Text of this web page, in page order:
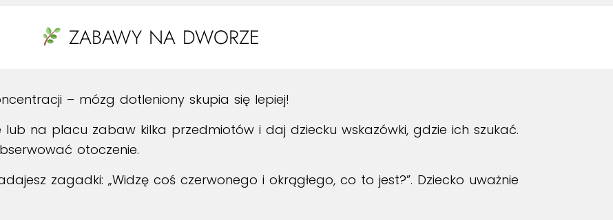
ZABAWY NA DWORZE
– mózg dotleniony skupia się lepiej!
lub na placu zabaw kilka przedmiotów i daj dziecku wskazówki, gdzie ich szukać.
otoczenie.
zagadki: „Widzę coś czerwonego i okrągłego, co to jest?”. Dziecko uważnie